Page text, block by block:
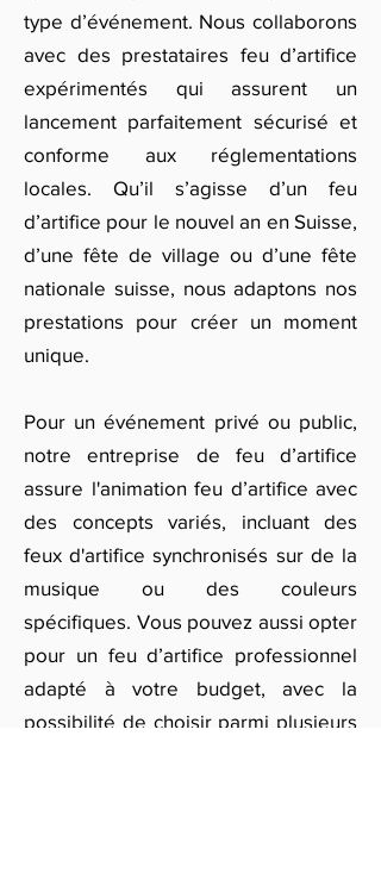
type d’événement. Nous collaborons
avec des prestataires feu d’artifice
expérimentés qui assurent un
lancement parfaitement sécurisé et
conforme aux réglementations
locales. Qu’il s’agisse d’un feu
d’artifice pour le nouvel an en Suisse,
d’une fête de village ou d’une fête
nationale suisse, nous adaptons nos
prestations pour créer un moment
unique.
Pour un événement privé ou public,
notre entreprise de feu d’artifice
assure l'animation feu d’artifice avec
des concepts variés, incluant des
feux d'artifice synchronisés sur de la
musique ou des couleurs
spécifiques. Vous pouvez aussi opter
pour un feu d’artifice professionnel
adapté à votre budget, avec la
possibilité de choisir parmi plusieurs